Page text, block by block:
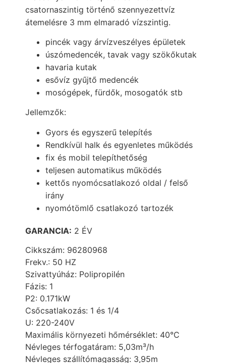
csatornaszintig történő szennyezettvíz
átemelésre 3 mm elmaradó vízszintig.
pincék vagy árvízveszélyes épületek
úszómedencék, tavak vagy szökőkutak
havaria kutak
esővíz gyűjtő medencék
mosógépek, fürdők, mosogatók stb
Jellemzők:
Gyors és egyszerű telepítés
Rendkívül halk és egyenletes működés
fix és mobil telepíthetőség
teljesen automatikus működés
kettős nyomócsatlakozó oldal / felső
irány
nyomótömlő csatlakozó tartozék
GARANCIA: 2 ÉV
Cikkszám: 96280968
Frekv.: 50 HZ
Szivattyúház: Polipropilén
Fázis: 1
P2: 0.171kW
Csőcsatlakozás: 1 és 1/4
U: 220-240V
Maximális környezeti hőmérséklet: 40°C
Névleges térfogatáram: 5,03m³/h
Névleges szállítómagasság: 3,95m